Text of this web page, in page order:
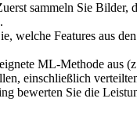
sammeln Sie Bilder,
welche Features aus
ML-Methode aus
einschließlich
bewerten Sie die